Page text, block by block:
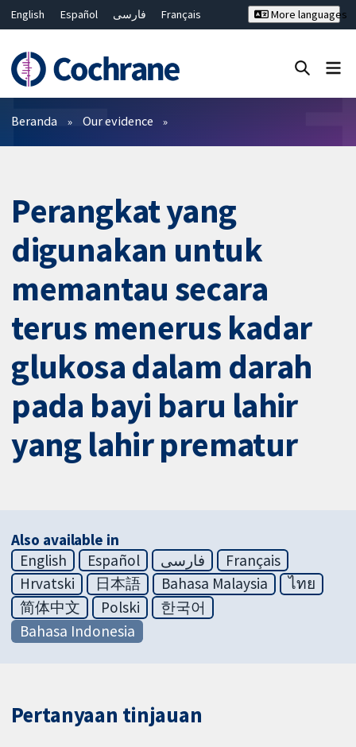
English Español فارسی
Français
Bahasa Malaysia
ไทย
繁體中文
简体中文
More languages
Filter
Beranda Our evidence
Perangkat yang
digunakan untuk
memantau secara
terus menerus kadar
glukosa dalam darah
pada bayi baru lahir
yang lahir prematur
Also available in
English
Español فارسی
Français
Hrvatski
日本語 Bahasa Malaysia
ไทย
简体中文
Polski
한국어
Bahasa Indonesia
Pertanyaan tinjauan